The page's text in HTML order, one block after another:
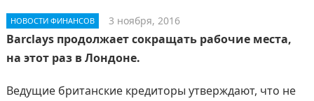
НОВОСТИ ФИНАНСОВ 3 ноября, 2016
Barclays продолжает сокращать рабочие места,
на этот раз в Лондоне.
Ведущие британские кредиторы утверждают, что не